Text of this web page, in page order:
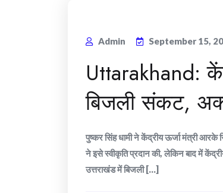
Admin September 15,
Uttarakhand:
बिजली संकट,
पुष्कर सिंह धामी ने केंद्रीय ऊर्जा मंत्री आरके
ने इसे स्वीकृति प्रदान की, लेकिन बाद में
उत्तराखंड में बिजली [...]